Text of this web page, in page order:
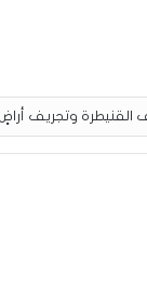
وتجريف أراضٍ